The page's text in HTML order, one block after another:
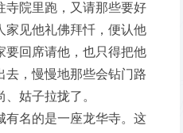
寺院里跑，又请那些要好
家见他礼佛拜忏，便认他
要回席请他，也只得把他
去，慢慢地那些会钻门路
姑子拉拢了。
有名的是一座龙华寺。这